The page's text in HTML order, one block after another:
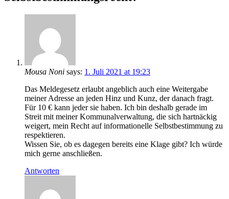
Mousa Noni says: 1. Juli 2021 at 19:23
Das Meldegesetz erlaubt angeblich auch eine Weitergabe
meiner Adresse an jeden Hinz und Kunz, der danach fragt.
Für 10 € kann jeder sie haben. Ich bin deshalb gerade im
Streit mit meiner Kommunalverwaltung, die sich hartnäckig
weigert, mein Recht auf informationelle Selbstbestimmung zu
respektieren.
Wissen Sie, ob es dagegen bereits eine Klage gibt? Ich würde
mich gerne anschließen.
Antworten